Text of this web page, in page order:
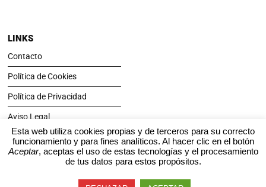
LINKS
Contacto
Política de Cookies
Política de Privacidad
Aviso Legal
SÍGUENOS
Esta web utiliza cookies propias y de terceros para su correcto
funcionamiento y para fines analíticos. Al hacer clic en el botón
Aceptar, aceptas el uso de estas tecnologías y el procesamiento
de tus datos para estos propósitos.